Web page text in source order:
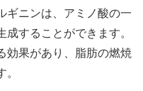
ギニンは、アミノ酸の一
することができます。
効果があり、脂肪の燃焼